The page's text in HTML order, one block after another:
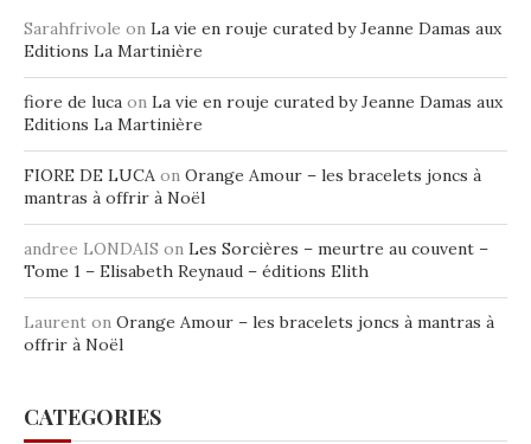
Sarahfrivole on La vie en rouje curated by Jeanne Damas aux
Editions La Martinière
fiore de luca on La vie en rouje curated by Jeanne Damas aux
Editions La Martinière
FIORE DE LUCA on Orange Amour – les bracelets joncs à
mantras à offrir à Noël
andree LONDAIS on Les Sorcières – meurtre au couvent –
Tome 1 – Elisabeth Reynaud – éditions Elith
Laurent on Orange Amour – les bracelets joncs à mantras à
offrir à Noël
CATEGORIES